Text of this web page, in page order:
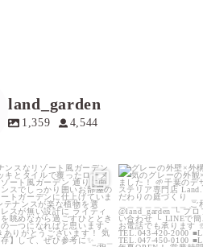
land_garden
1,359 4,544
land_garden
15 0